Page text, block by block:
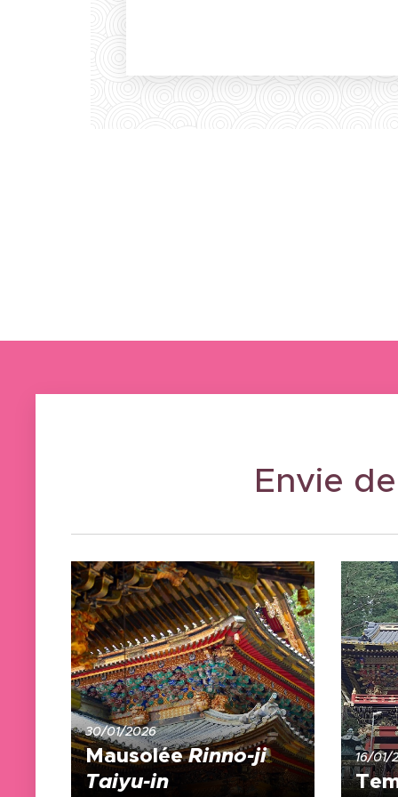
Envie
30/01/2026
MausoléeRinno-ji
Taiyu-in
16/01/